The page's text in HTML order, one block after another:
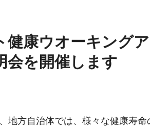
健康ウオーキング
会を開催します
地方自治体では、様々な健康寿命